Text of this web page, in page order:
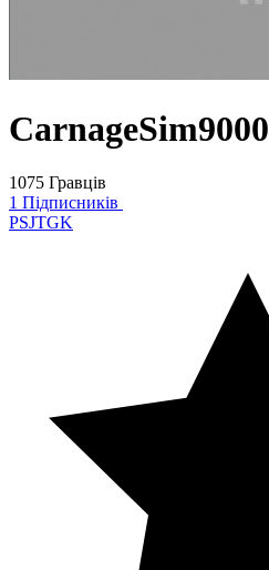
CarnageSim9000
1075 Гравців
1 Підписників
PSJTGK